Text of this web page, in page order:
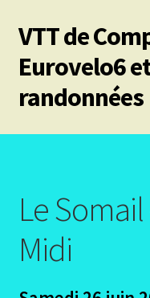
Aller
à
la
navigation
Aller
au
contenu
VTT de
Eurovelo6
randonnées
Mes 6 chemins vtt de
Autres trajets VTT
Chemin de Stevenson
Le
Midi